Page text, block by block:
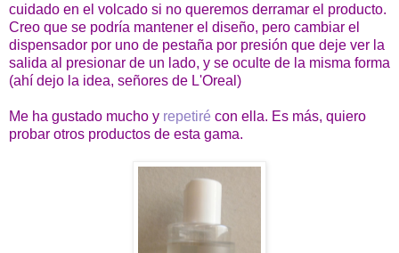
cuidado en el volcado si no queremos derramar el producto.
Creo que se podría mantener el diseño, pero cambiar el
dispensador por uno de pestaña por presión que deje ver la
salida al presionar de un lado, y se oculte de la misma forma
(ahí dejo la idea, señores de L'Oreal)
Me ha gustado mucho y repetiré con ella. Es más, quiero
probar otros productos de esta gama.